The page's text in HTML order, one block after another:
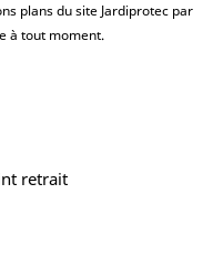
plans du site Jardiprotec par
à tout moment.
retrait